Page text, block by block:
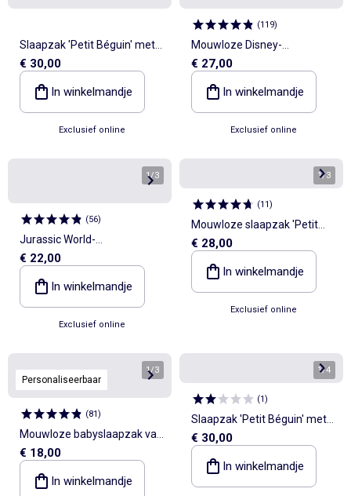
Slaapzak 'Petit Béguin' met
voetjes, wanten en capuchon
€ 30,00
In winkelmandje
Exclusief online
(119)
Mouwloze Disney-
babyslaapzak - TOG-waarde
€ 27,00
In winkelmandje
Exclusief online
1/3
(56)
Jurassic World-
babyslaapzak met TOG-
waarde 1
€ 22,00
In winkelmandje
Exclusief online
1/3
(11)
Mouwloze slaapzak 'Petit
Béguin'
€ 28,00
In winkelmandje
Exclusief online
Personaliseerbaar
1/3
(81)
Mouwloze babyslaapzak van
zachte, luchtige katoen,
TOG-waarde 2
€ 18,00
In winkelmandje
1/4
(1)
Slaapzak 'Petit Béguin' met
afneembare mouwen
€ 30,00
In winkelmandje